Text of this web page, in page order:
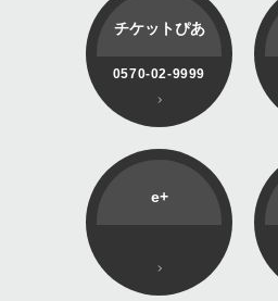
チケットぴあ
0570-02-9999
e+